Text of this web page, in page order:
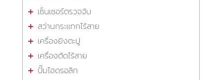
เซ็นเซอร์ตรวจจับ
สว่านกระแทกไร้สาย
เครื่องยิงตะปู
เครื่องตัดไร้สาย
ปั๊มไฮดรอลิก